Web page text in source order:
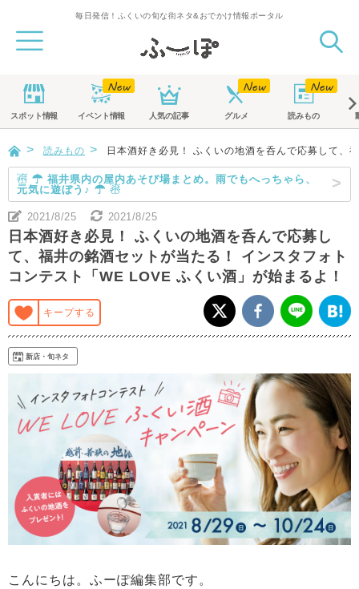
毎日発信！ふくいの旬な街ネタ&おでかけ情報ポータル
スポット情報 イベント情報 人気の記事 グルメ 読みもの
読みもの 日本酒好き必見！ ふくいの地酒を呑んで応募して、
☃ ☂ 福井県内の屋内あそび場まとめ。雨でもへっちゃら、
元気に遊ぼう♪ ☂ ☃
2021/8/25 2021/8/25
日本酒好き必見！ ふくいの地酒を呑んで応募し
て、福井の銘酒セットが当たる！ インスタフォト
コンテスト「WE LOVE ふくい酒」が始まるよ！
キープする
新店・旬ネタ
こんにちは。ふーぽ編集部です。